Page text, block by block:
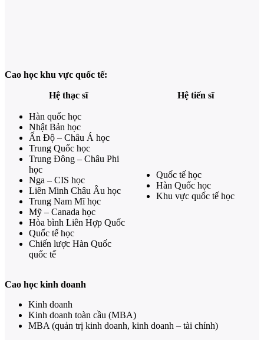
Cao học khu vực quốc tế:
Hệ thạc sĩ Hệ tiến sĩ
Hàn quốc học
Nhật Bản học
Ấn Độ – Châu Á học
Trung Quốc học
Trung Đông – Châu Phi
học
Nga – CIS học
Liên Minh Châu Âu học
Trung Nam Mĩ học
Mỹ – Canada học
Hòa bình Liên Hợp Quốc
Quốc tế học
Chiến lược Hàn Quốc
quốc tế
Quốc tế học
Hàn Quốc học
Khu vực quốc tế học
Cao học kinh doanh
Kinh doanh
Kinh doanh toàn cầu (MBA)
MBA (quản trị kinh doanh, kinh doanh – tài chính)